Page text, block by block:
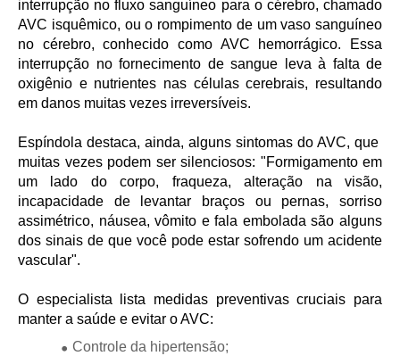
interrupção no fluxo sanguíneo para o cérebro, chamado
AVC isquêmico, ou o rompimento de um vaso sanguíneo
no cérebro, conhecido como AVC hemorrágico. Essa
interrupção no fornecimento de sangue leva à falta de
oxigênio e nutrientes nas células cerebrais, resultando
em danos muitas vezes irreversíveis.
Espíndola destaca, ainda, alguns sintomas do AVC, que
muitas vezes podem ser silenciosos: "Formigamento em
um lado do corpo, fraqueza, alteração na visão,
incapacidade de levantar braços ou pernas, sorriso
assimétrico, náusea, vômito e fala embolada são alguns
dos sinais de que você pode estar sofrendo um acidente
vascular".
O especialista lista medidas preventivas cruciais para
manter a saúde e evitar o AVC:
Controle da hipertensão;